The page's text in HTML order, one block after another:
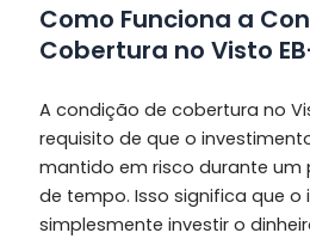
Como Funciona a
Cobertura no Visto
A condição de cobertura no
requisito de que o
mantido em risco durante um
de tempo. Isso significa que o
simplesmente investir o